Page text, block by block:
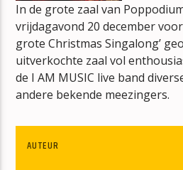
mz-radio
In de grote zaal van
vrijdagavond 20 december
grote Christmas Singalong’
uitverkochte zaal vol
de I AM MUSIC live band
andere bekende meezingers.
AUTEUR